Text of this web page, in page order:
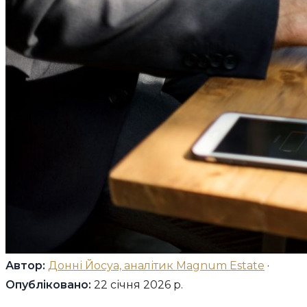
Автор: Донні Йосуа, аналітик Magnum Estate ·
Опубліковано: 22 січня 2026 р.